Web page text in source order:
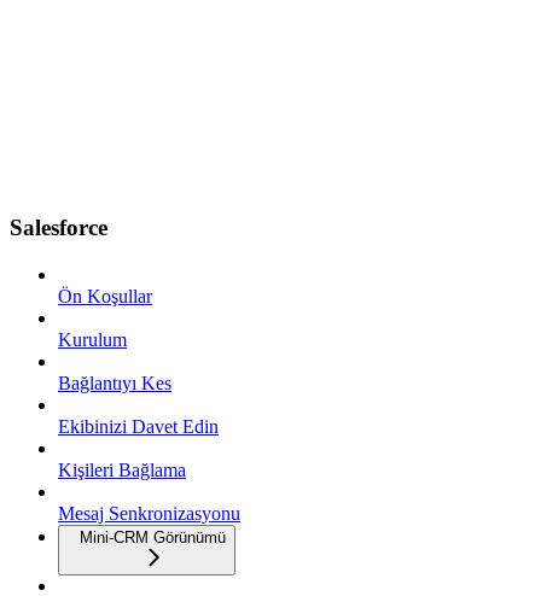
Salesforce
Ön Koşullar
Kurulum
Bağlantıyı Kes
Ekibinizi Davet Edin
Kişileri Bağlama
Mesaj Senkronizasyonu
Mini-CRM Görünümü